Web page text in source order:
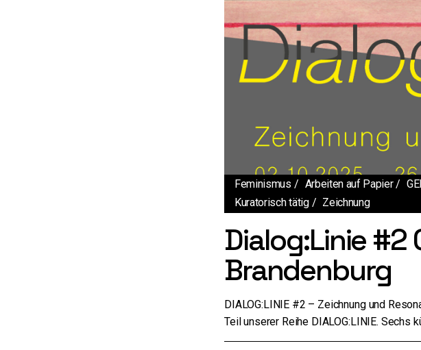
Feminismus Arbeiten auf Papier
Kuratorisch tätig
Zeichnung
Dialog:Linie #2
Brandenburg
DIALOG:LINIE #2 – Zeichnung und
Teil unserer Reihe DIALOG:LINIE.